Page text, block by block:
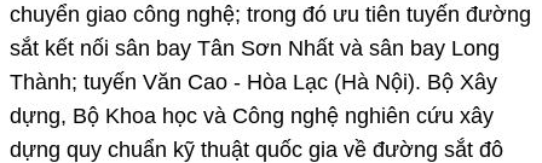
chuyển giao công nghệ; trong đó ưu tiên tuyến đường
sắt kết nối sân bay Tân Sơn Nhất và sân bay Long
Thành; tuyến Văn Cao - Hòa Lạc (Hà Nội). Bộ Xây
dựng, Bộ Khoa học và Công nghệ nghiên cứu xây
dựng quy chuẩn kỹ thuật quốc gia về đường sắt đô